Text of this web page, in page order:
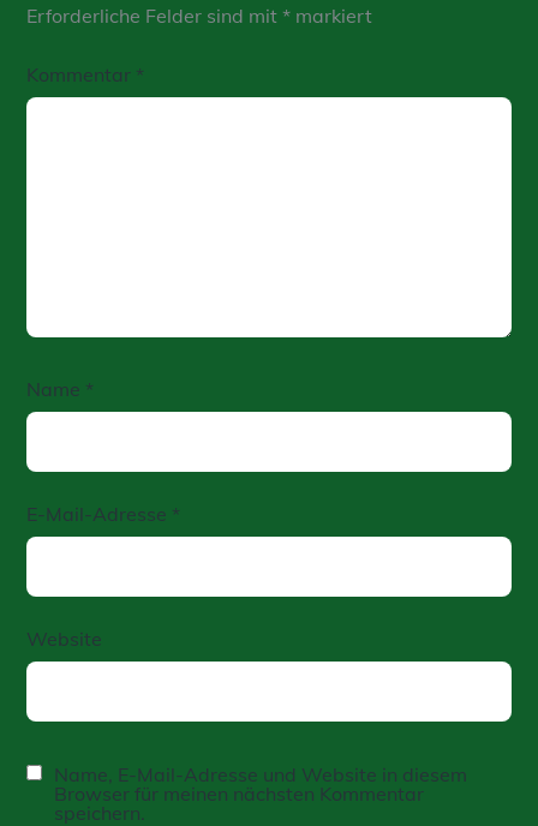
Erforderliche Felder sind mit* markiert
Kommentar *
Name *
E-Mail-Adresse *
Website
Name, E-Mail-Adresse und Website in diesem
Browser für meinen nächsten Kommentar
speichern.